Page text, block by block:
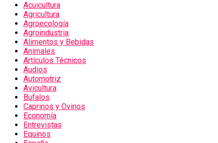
Acuicultura
Agricultura
Agroecología
Agroindustria
Alimentos y Bebidas
Animales
Artículos Técnicos
Audios
Automotriz
Avicultura
Bufalos
Caprinos y Ovinos
Economía
Entrevistas
Equinos